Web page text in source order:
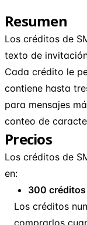
Resumen
Los créditos de
texto de
Cada crédito le
contiene hasta
para mensajes
conteo de
Precios
Los créditos de
en:
300 créditos
Los créditos
comprarlos